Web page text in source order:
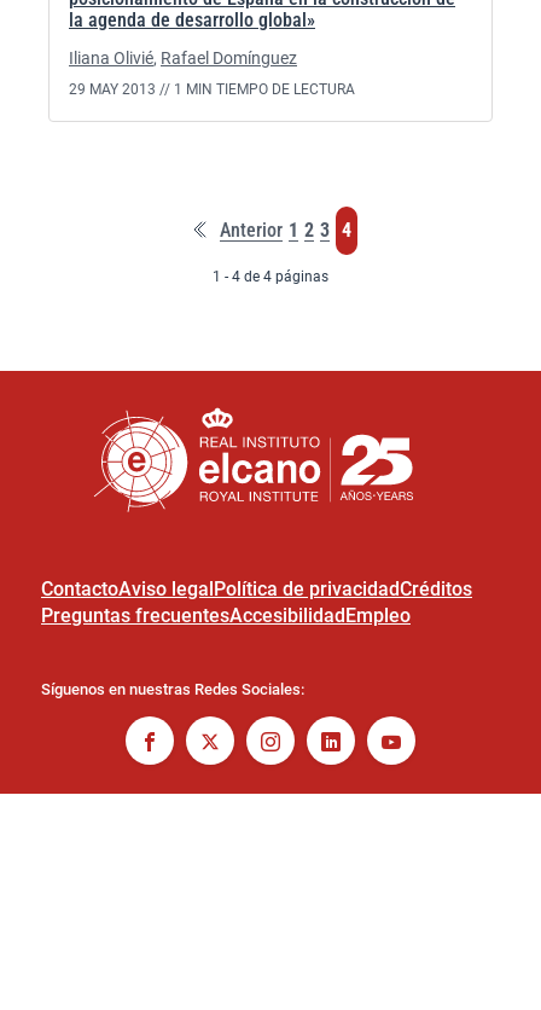
la agenda de desarrollo global»
Iliana Olivié, Rafael Domínguez
29 MAY 2013 // 1 MIN TIEMPO DE LECTURA
Primera
página
Anterior Página
1 Página
2 Página
3 Página
4
1 - 4 de 4 páginas
ContactoAviso legalPolítica de privacidadCréditos
Preguntas frecuentesAccesibilidadEmpleo
Síguenos en nuestras Redes Sociales: